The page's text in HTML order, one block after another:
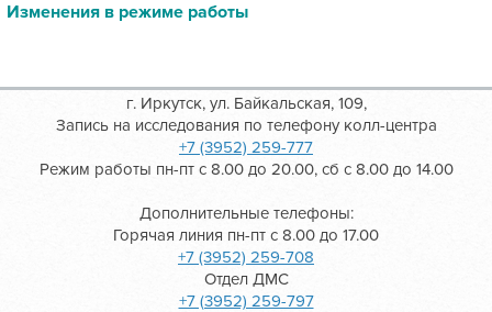
Изменения в режиме работы
г. Иркутск, ул. Байкальская, 109,
Запись на исследования по телефону колл-центра
+7 (3952) 259-777
Режим работы пн-пт с 8.00 до 20.00, сб с 8.00 до 14.00
Дополнительные телефоны:
Горячая линия пн-пт с 8.00 до 17.00
+7 (3952) 259-708
Отдел ДМС
+7 (3952) 259-797